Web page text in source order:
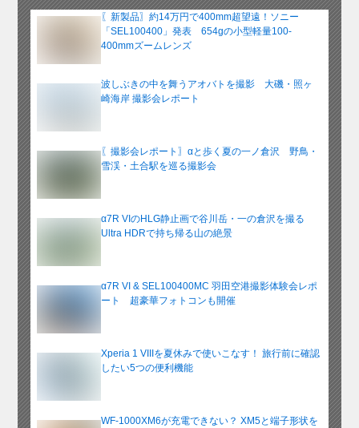
イ
ブ
〖新製品〗約14万円で400mm超望遠！ソニー
「SEL100400」発表 654gの小型軽量100-
400mmズームレンズ
波しぶきの中を舞うアオバトを撮影 大磯・照ヶ
崎海岸 撮影会レポート
〖撮影会レポート〗αと歩く夏の一ノ倉沢 野鳥・
雪渓・土合駅を巡る撮影会
α7R VIのHLG静止画で谷川岳・一の倉沢を撮る
Ultra HDRで持ち帰る山の絶景
α7R VI & SEL100400MC 羽田空港撮影体験会レポ
ート 超豪華フォトコンも開催
Xperia 1 VIIIを夏休みで使いこなす！ 旅行前に確認
したい5つの便利機能
WF-1000XM6が充電できない？ XM5と端子形状を